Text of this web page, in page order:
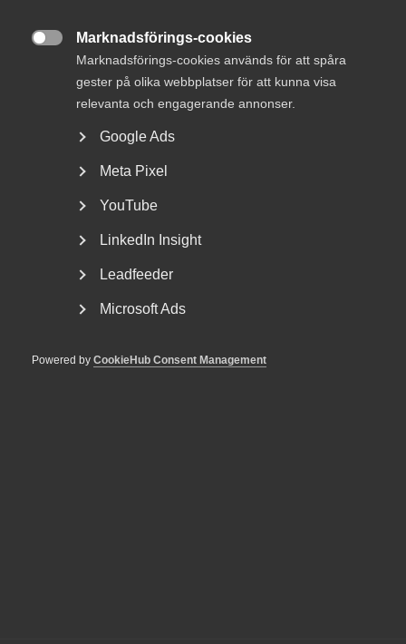
Marknadsförings-cookies
Marknadsförings-cookies används för att spåra
gester på olika webbplatser för att kunna visa
relevanta och engagerande annonser.
Google Ads
Meta Pixel
YouTube
LinkedIn Insight
Leadfeeder
Microsoft Ads
Powered by CookieHub Consent Management
Bli en del av framtidens
arbetsliv
Jobb & karriär
Om Almega
Rådgivning, hjälp och
Rådgivning och hjälp